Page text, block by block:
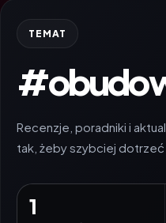
TEMAT
Recenzje, poradniki i
tak, żeby szybciej
1